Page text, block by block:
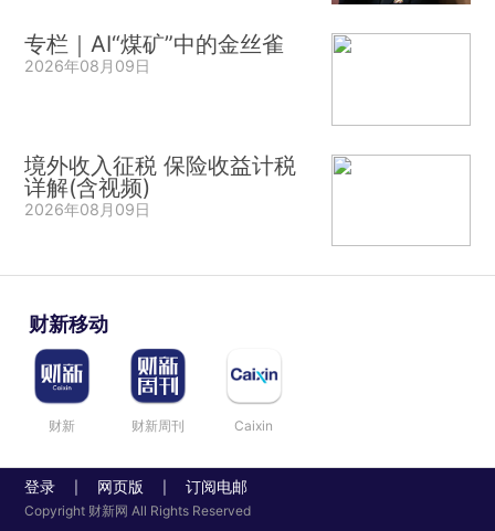
专栏｜AI“煤矿”中的金丝雀
2026年08月09日
境外收入征税 保险收益计税
详解(含视频)
2026年08月09日
财新移动
财新 财新周刊 Caixin
登录 网页版 订阅电邮
Copyright 财新网 All Rights Reserved